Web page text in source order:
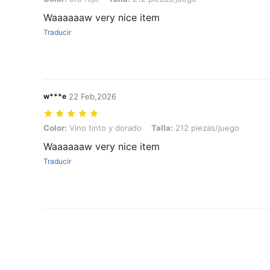
Waaaaaaw very nice item
Traducir
w***e 22 Feb,2026
Color: Vino tinto y dorado, Talla: 212 piezas/juego
Color: Vino tinto y dorado Talla: 212 piezas/juego
Waaaaaaw very nice item
Traducir